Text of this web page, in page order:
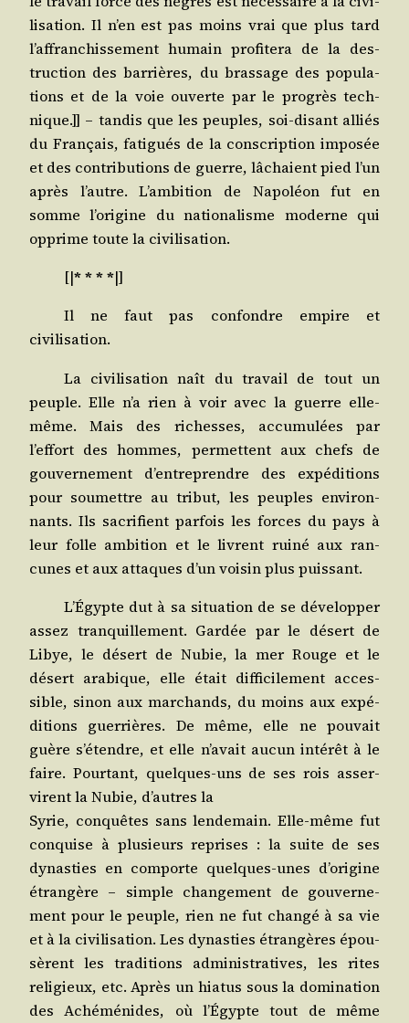
li­sa­tion. Il n’en est pas moins vrai que plus tard
l’affranchissement humain pro­fi­te­ra de la des­
truc­tion des bar­rières, du bras­sage des popu­la­
tions et de la voie ouverte par le pro­grès tech­
nique.]] – tan­dis que les peuples, soi-disant alliés
du Fran­çais, fati­gués de la conscrip­tion impo­sée
et des contri­bu­tions de guerre, lâchaient pied l’un
après l’autre. L’ambition de Napo­léon fut en
somme l’origine du natio­na­lisme moderne qui
opprime toute la civilisation.
[|* * * *|]
Il ne faut pas confondre empire et
civilisation.
La civi­li­sa­tion naît du tra­vail de tout un
peuple. Elle n’a rien à voir avec la guerre elle-
même. Mais des richesses, accu­mu­lées par
l’effort des hommes, per­mettent aux chefs de
gou­ver­ne­ment d’entreprendre des expé­di­tions
pour sou­mettre au tri­but, les peuples envi­ron­
nants. Ils sacri­fient par­fois les forces du pays à
leur folle ambi­tion et le livrent rui­né aux ran­
cunes et aux attaques d’un voi­sin plus puissant.
L’Égypte dut à sa situa­tion de se déve­lop­per
assez tran­quille­ment. Gar­dée par le désert de
Libye, le désert de Nubie, la mer Rouge et le
désert ara­bique, elle était dif­fi­ci­le­ment acces­
sible, sinon aux mar­chands, du moins aux expé­
di­tions guer­rières. De même, elle ne pou­vait
guère s’étendre, et elle n’avait aucun inté­rêt à le
faire. Pour­tant, quelques-uns de ses rois asser­
virent la Nubie, d’autres la
Syrie, conquêtes sans len­de­main. Elle-même fut
conquise à plu­sieurs reprises : la suite de ses
dynas­ties en com­porte quelques-unes d’origine
étran­gère – simple chan­ge­ment de gou­ver­ne­
ment pour le peuple, rien ne fut chan­gé à sa vie
et à la civi­li­sa­tion. Les dynas­ties étran­gères épou­
sèrent les tra­di­tions admi­nis­tra­tives, les rites
reli­gieux, etc. Après un hia­tus sous la domi­na­tion
des Aché­mé­nides, où l’Égypte tout de même